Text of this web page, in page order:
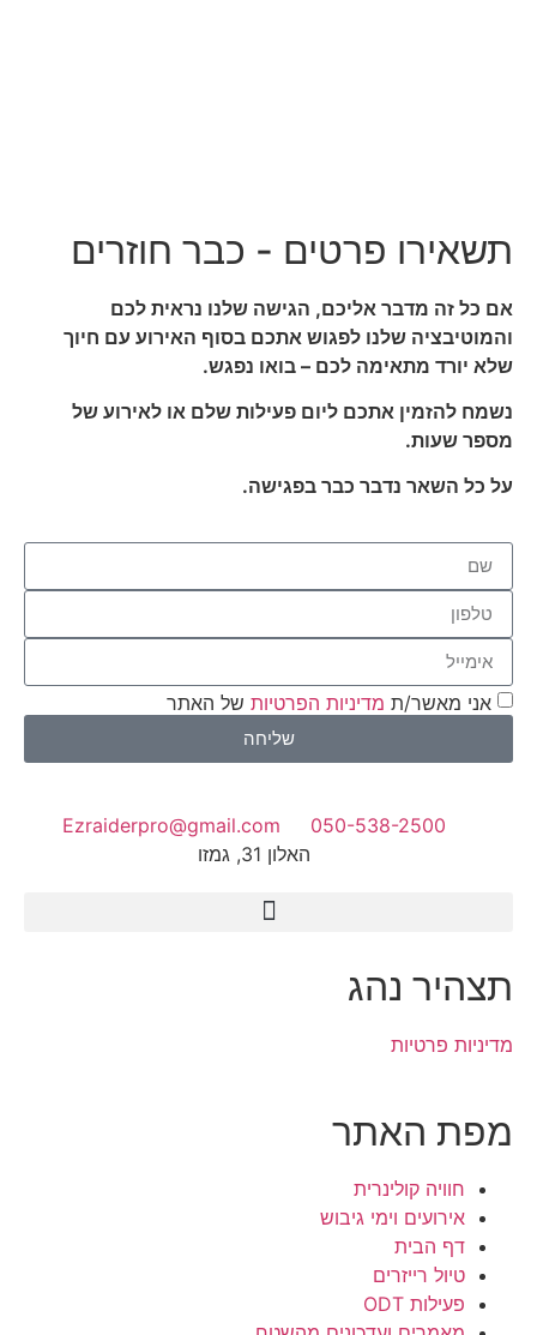
תשאירו פרטים - כבר חוזרים
אם כל זה מדבר אליכם, הגישה שלנו נראית לכם
והמוטיבציה שלנו לפגוש אתכם בסוף האירוע עם חיוך
שלא יורד מתאימה לכם – בואו נפגש.
נשמח להזמין אתכם ליום פעילות שלם או לאירוע של
מספר שעות.
על כל השאר נדבר כבר בפגישה.
אני מאשר/ת מדיניות הפרטיות של האתר
שליחה
050-538-2500
Ezraiderpro@gmail.com
האלון 31, גמזו
תצהיר נהג
מדיניות פרטיות
מפת האתר
חוויה קולינרית
אירועים וימי גיבוש
דף הבית
טיול רייזרים
פעילות ODT